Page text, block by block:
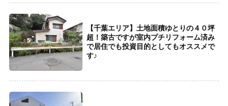
【千葉エリア】土地面積ゆとりの４０坪
超！築古ですが室内プチリフォーム済み
で居住でも投資目的としてもオススメで
す♪